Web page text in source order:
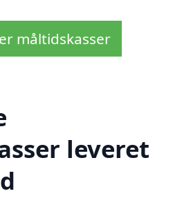
måltidskasser
leveret